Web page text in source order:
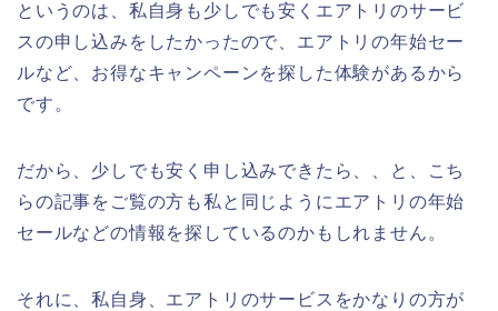
というのは、私自身も少しでも安くエアトリのサービ
スの申し込みをしたかったので、エアトリの年始セー
ルなど、お得なキャンペーンを探した体験があるから
です。
だから、少しでも安く申し込みできたら、、と、こち
らの記事をご覧の方も私と同じようにエアトリの年始
セールなどの情報を探しているのかもしれません。
それに、私自身、エアトリのサービスをかなりの方が